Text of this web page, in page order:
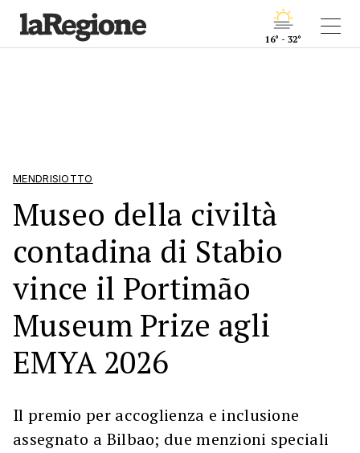
16° - 32°
MENDRISIOTTO
Museo della civiltà
contadina di Stabio
vince il Portimão
Museum Prize agli
EMYA 2026
Il premio per accoglienza e inclusione
assegnato a Bilbao; due menzioni speciali